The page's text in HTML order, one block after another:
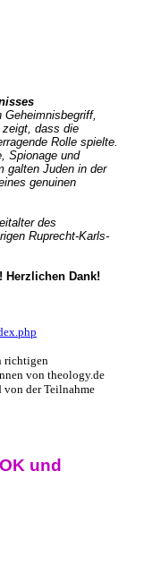
zeigt, dass die
Rolle spielte.
Spionage und
galten Juden in der
genuinen
des
Ruprecht-Karls-
! Herzlichen Dank!
richtigen
von theology.de
von der Teilnahme
und